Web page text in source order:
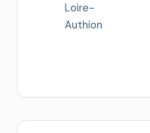
Loire-
Authion